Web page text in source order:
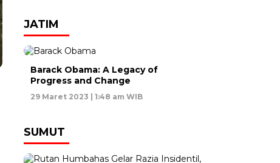
JATIM
Barack Obama: A Legacy of
Progress and Change
29 Maret 2023 | 1:48 am WIB
SUMUT